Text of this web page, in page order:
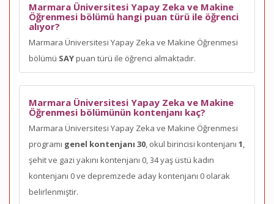
Marmara Üniversitesi Yapay Zeka ve Makine
Öğrenmesi bölümü hangi puan türü ile öğrenci
alıyor?
Marmara Üniversitesi Yapay Zeka ve Makine Öğrenmesi
bölümü SAYpuan türü ile öğrenci almaktadır.
Marmara Üniversitesi Yapay Zeka ve Makine
Öğrenmesi bölümünün kontenjanı kaç?
Marmara Üniversitesi Yapay Zeka ve Makine Öğrenmesi
programı genel kontenjanı 30, okul birincisi kontenjanı 1,
şehit ve gazi yakını kontenjanı 0, 34 yaş üstü kadın
kontenjanı 0 ve depremzede aday kontenjanı 0 olarak
belirlenmiştir.